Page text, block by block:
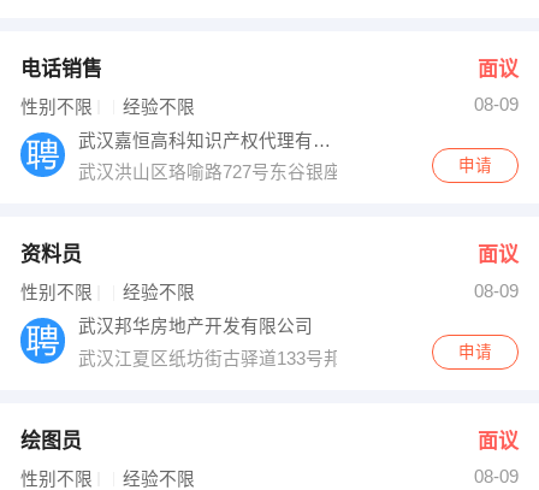
网络IT
快递员
收银员 技术员/工程师
出纳
编辑
跟单
电话销售 面议
性别不限 经验不限
08-09
武汉嘉恒高科知识产权代理有限公司
武汉洪山区珞喻路727号东谷银座一楼103室
申请
资料员 面议
性别不限 经验不限
08-09
武汉邦华房地产开发有限公司
武汉江夏区纸坊街古驿道133号邦华公寓1号楼701申请
绘图员 面议
性别不限 经验不限
08-09